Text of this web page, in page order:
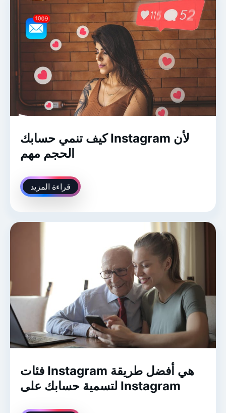
كيف تنمي حسابك Instagram لأن
الحجم مهم
قراءة المزيد
فئات Instagram هي أفضل طريقة
لتسمية حسابك على Instagram